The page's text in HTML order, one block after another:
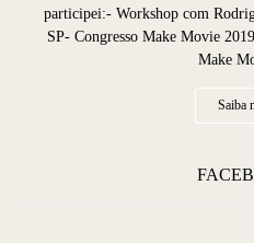
participei:- Workshop com
SP- Congresso Make Movie
Make
Saiba